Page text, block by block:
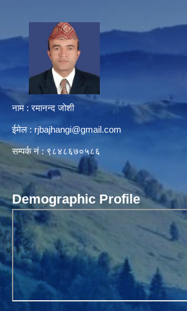
नाम : रमानन्द जोशी
ईमेल : rjbajhangi@gmail.com
सम्पर्क नं : ९८४८६७०५८६
Demographic Profile